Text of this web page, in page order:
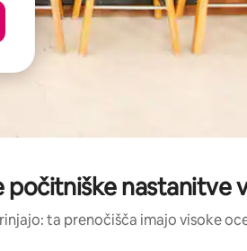
počitniške nastanitve
ta prenočišča imajo visoke